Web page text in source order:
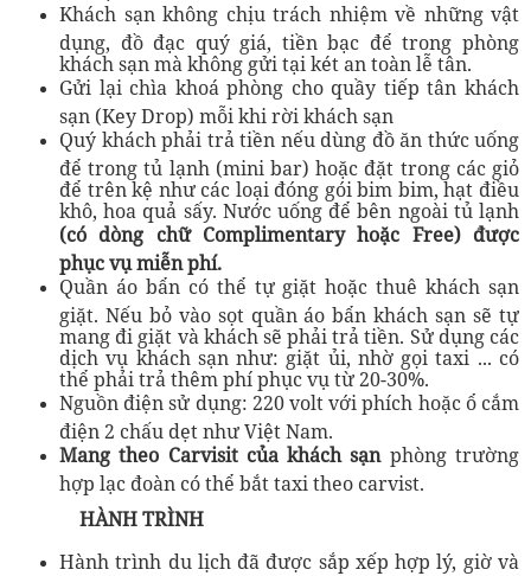
Khách sạn không chịu trách nhiệm về những vật
dụng, đồ đạc quý giá, tiền bạc để trong phòng
khách sạn mà không gửi tại két an toàn lễ tân.
Gửi lại chìa khoá phòng cho quầy tiếp tân khách
sạn (Key Drop) mỗi khi rời khách sạn
Quý khách phải trả tiền nếu dùng đồ ăn thức uống
để trong tủ lạnh (mini bar) hoặc đặt trong các giỏ
để trên kệ như các loại đóng gói bim bim, hạt điều
khô, hoa quả sấy. Nước uống để bên ngoài tủ lạnh
(có dòng chữ Complimentary hoặc Free) được
phục vụ miễn phí.
Quần áo bẩn có thể tự giặt hoặc thuê khách sạn
giặt. Nếu bỏ vào sọt quần áo bẩn khách sạn sẽ tự
mang đi giặt và khách sẽ phải trả tiền. Sử dụng các
dịch vụ khách sạn như: giặt ủi, nhờ gọi taxi ... có
thể phải trả thêm phí phục vụ từ 20-30%.
Nguồn điện sử dụng: 220 volt với phích hoặc ổ cắm
điện 2 chấu dẹt như Việt Nam.
Mang theo Carvisit của khách sạnphòng trường
hợp lạc đoàn có thể bắt taxi theo carvist.
HÀNH TRÌNH
Hành trình du lịch đã được sắp xếp hợp lý, giờ và